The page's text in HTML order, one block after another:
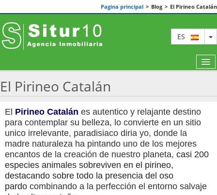
Pagina principal > Blog > El Pirineo Catalán
ES
SOBRE NOSOTROS
REFORMAS
BLOG
CONTACTAR
El Pirineo Catalán
El Pirineo Catalán es autentico y relajante destino
para contemplar su belleza, lo convierte en un sitio
unico irrelevante, paradisiaco diria yo, donde la
madre naturaleza ha pintando uno de los mejores
encantos de la creación de nuestro planeta, casi 200
especies animales sobreviven en el pirineo,
destacando sobre todo la presencia del oso
pardo combinando a la perfección el entorno salvaje